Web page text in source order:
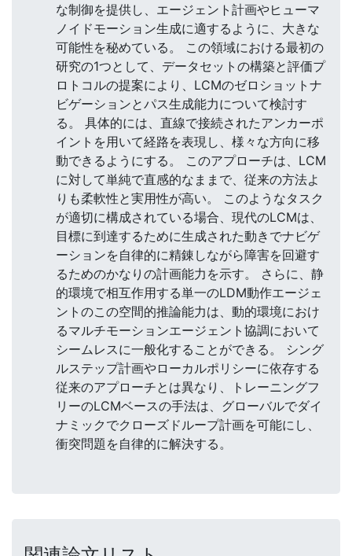
な制御を提供し、エージェント計画やヒューマ
ノイドモーション生成に適するように、大きな
可能性を秘めている。 この領域における最初の
研究の1つとして、データセットの構築と評価プ
ロトコルの提案により、LCMのゼロショットナ
ビゲーションとパス生成能力について検討す
る。 具体的には、直線で接続されたアンカーポ
イントを用いて経路を表現し、様々な方向に移
動できるようにする。 このアプローチは、LCM
に対して単純で直感的なままで、従来の方法よ
りも柔軟性と実用性が高い。 このようなタスク
が適切に構成されている場合、現代のLCMは、
目標に到達するために生成された動きでナビゲ
ーションを自律的に精錬しながら障害を回避す
るためのかなりの計画能力を示す。 さらに、静
的環境で相互作用する単一のLDM動作エージェ
ントのこの空間的推論能力は、動的環境におけ
るマルチモーションエージェント協調において
シームレスに一般化することができる。 シング
ルステップ計画やローカルポリシーに依存する
従来のアプローチとは異なり、トレーニングフ
リーのLCMベースの手法は、グローバルでダイ
ナミックでクローズドループ計画を可能にし、
衝突問題を自律的に解決する。